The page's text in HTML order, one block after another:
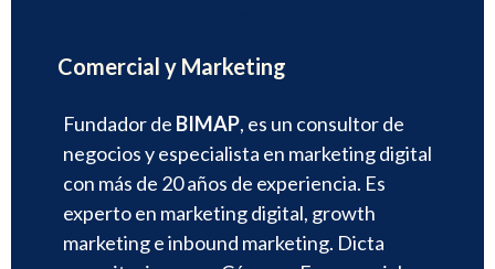
Comercial y Marketing
Fundador de BIMAP, es un consultor de
negocios y especialista en marketing digital
con más de 20 años de experiencia. Es
experto en marketing digital, growth
marketing e inbound marketing. Dicta